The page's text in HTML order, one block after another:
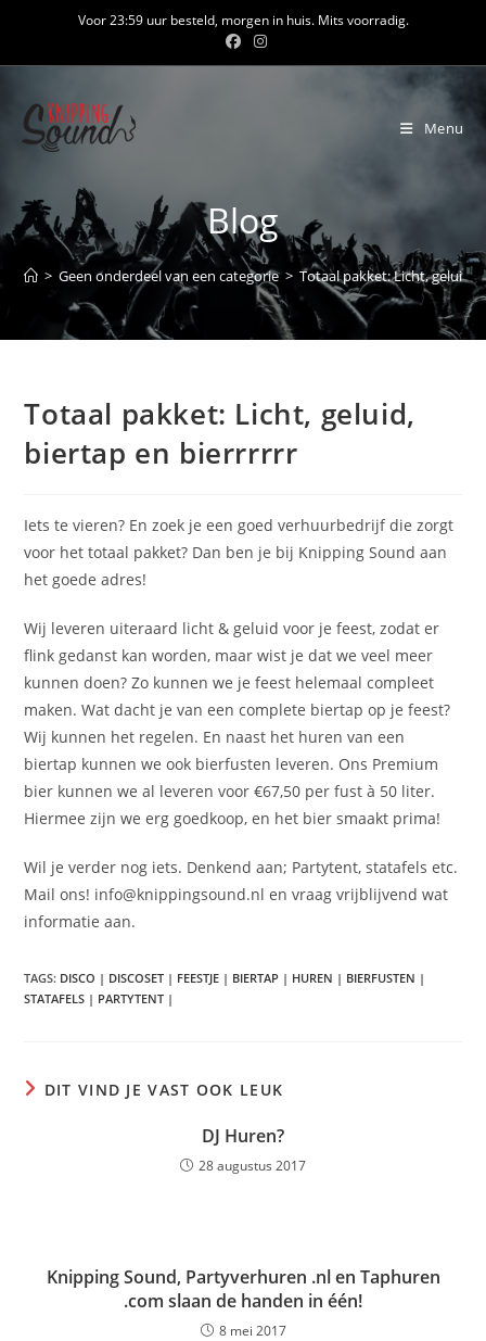
inhoud
Voor 23:59 uur besteld, morgen in huis. Mits voorradig.
Menu
Blog
> Geen onderdeel van een categorie > Totaal pakket: Licht, geluid,
Totaal pakket: Licht, geluid,
biertap en bierrrrrr
Iets te vieren? En zoek je een goed verhuurbedrijf die zorgt
voor het totaal pakket? Dan ben je bij Knipping Sound aan
het goede adres!
Wij leveren uiteraard licht & geluid voor je feest, zodat er
flink gedanst kan worden, maar wist je dat we veel meer
kunnen doen? Zo kunnen we je feest helemaal compleet
maken. Wat dacht je van een complete biertap op je feest?
Wij kunnen het regelen. En naast het huren van een
biertap kunnen we ook bierfusten leveren. Ons Premium
bier kunnen we al leveren voor €67,50 per fust à 50 liter.
Hiermee zijn we erg goedkoop, en het bier smaakt prima!
Wil je verder nog iets. Denkend aan; Partytent, statafels etc.
Mail ons! info@knippingsound.nl en vraag vrijblijvend wat
informatie aan.
TAGS: DISCO | DISCOSET | FEESTJE | BIERTAP | HUREN | BIERFUSTEN |
STATAFELS | PARTYTENT |
DIT VIND JE VAST OOK LEUK
DJ Huren?
28 augustus 2017
Knipping Sound, Partyverhuren .nl en Taphuren
.com slaan de handen in één!
8 mei 2017